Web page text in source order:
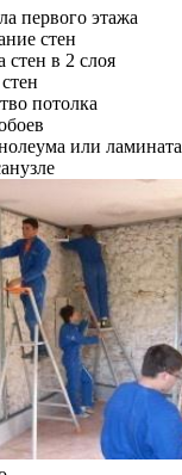
первого этажа
стен
в 2 слоя
потолка
или ламината